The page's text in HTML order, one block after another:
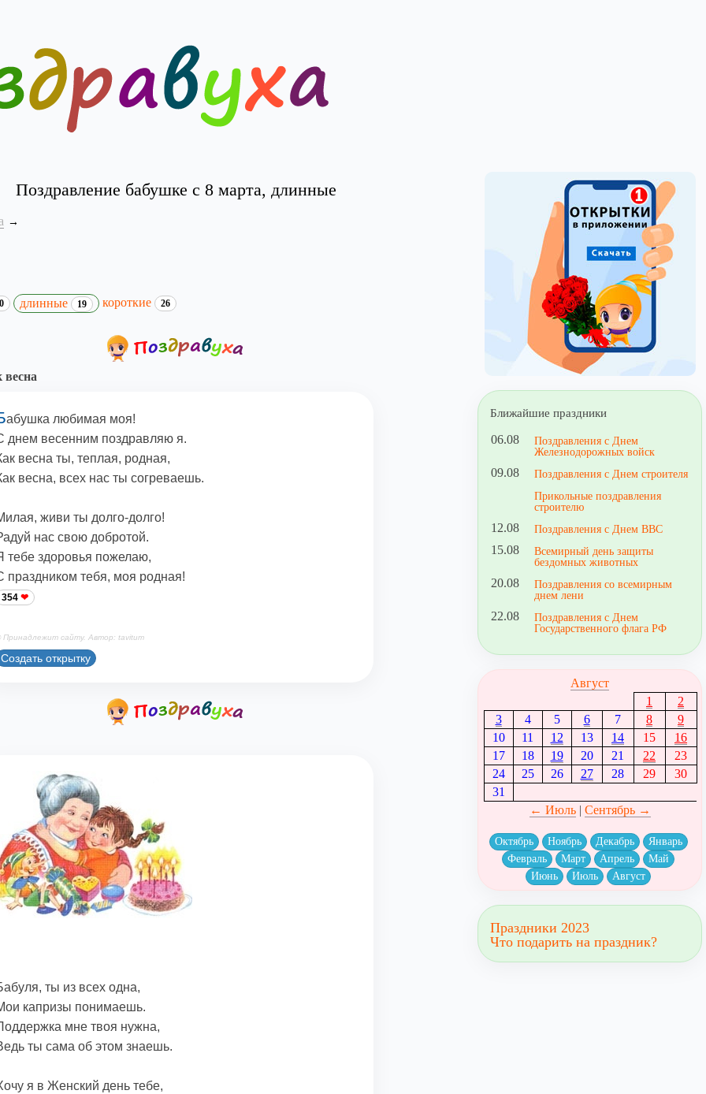
Поздравление бабушке с 8 марта, длинные
длинные 19 короткие 26
весна
абушка любимая моя!
днем весенним поздравляю я.
весна ты, теплая, родная,
весна, всех нас ты согреваешь.
живи ты долго-долго!
нас свою добротой.
тебе здоровья пожелаю,
праздником тебя, моя родная!
354
Принадлежит сайту. Автор: tavitum
Создать открытку
ты из всех одна,
капризы понимаешь.
мне твоя нужна,
ты сама об этом знаешь.
я в Женский день тебе,
Ближайшие праздники
06.08
Поздравления с Днем
Железнодорожных войск
09.08
Поздравления с Днем строителя
Прикольные поздравления
строителю
12.08 Поздравления с Днем ВВС
15.08
Всемирный день защиты
бездомных животных
20.08
Поздравления со всемирным
днем лени
22.08
Поздравления с Днем
Государственного флага РФ
Август
1
2
3
4 5 6 7 8
9
10
11 12 13 14 15
16
17
18 19 20 21 22
23
24
25 26 27 28 29
30
31
← Июль| Сентябрь →
Октябрь Ноябрь Декабрь
Январь
Февраль
Март Апрель
Май
Июнь
Июль Август
Праздники 2023
Что подарить на праздник?